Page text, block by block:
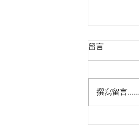
留言
撰寫留言......